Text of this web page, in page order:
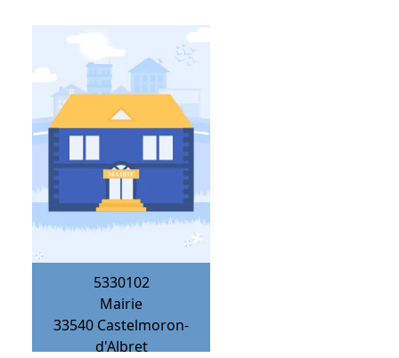
5330102
Mairie
33540 Castelmoron-
d'Albret